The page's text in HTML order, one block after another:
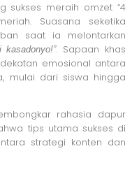
sukses meraih omzet “4
Suasana seketika
saat ia melontarkan
kasadonyo!”. Sapaan khas
emosional antara
mulai dari siswa hingga
rahasia dapur
tips utama sukses di
strategi konten dan